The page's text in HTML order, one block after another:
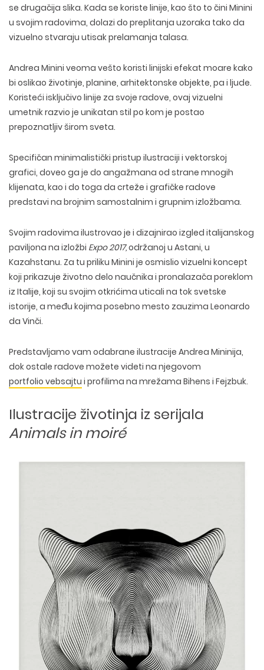
se drugačija slika. Kada se koriste linije, kao što to čini Minini
u svojim radovima, dolazi do preplitanja uzoraka tako da
vizuelno stvaraju utisak prelamanja talasa.
Andrea Minini veoma vešto koristi linijski efekat moare kako
bi oslikao životinje, planine, arhitektonske objekte, pa i ljude.
Koristeći isključivo linije za svoje radove, ovaj vizuelni
umetnik razvio je unikatan stil po kom je postao
prepoznatljiv širom sveta.
Specifičan minimalistički pristup ilustraciji i vektorskoj
grafici, doveo ga je do angažmana od strane mnogih
klijenata, kao i do toga da crteže i grafičke radove
predstavi na brojnim samostalnim i grupnim izložbama.
Svojim radovima ilustrovao je i dizajnirao izgled italijanskog
paviljona na izložbi Expo 2017,održanoj u Astani, u
Kazahstanu. Za tu priliku Minini je osmislio vizuelni koncept
koji prikazuje životno delo naučnika i pronalazača poreklom
iz Italije, koji su svojim otkrićima uticali na tok svetske
istorije, a među kojima posebno mesto zauzima Leonardo
da Vinči.
Predstavljamo vam odabrane ilustracije Andrea Mininija,
dok ostale radove možete videti na njegovom
portfolio vebsajtu i profilima na mrežama Bihens i Fejzbuk.
Ilustracije životinja iz serijala
Animals in moiré